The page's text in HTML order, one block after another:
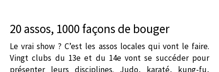
20 assos, 1000 façons de bouger
Le vrai show ? C’est les assos locales qui vont le faire.
Vingt clubs du 13e et du 14e vont se succéder pour
présenter leurs disciplines. Judo, karaté, kung-fu,